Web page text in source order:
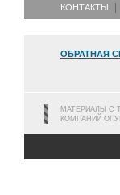
КОНТАКТЫ
ОБРАТНАЯ
МАТЕРИАЛЫ С
КОМПАНИЙ